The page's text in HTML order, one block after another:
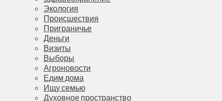
Экология
Происшествия
Приграничье
Деньги
Визиты
Выборы
Агроновости
Едим дома
Ищу семью
Духовное пространство